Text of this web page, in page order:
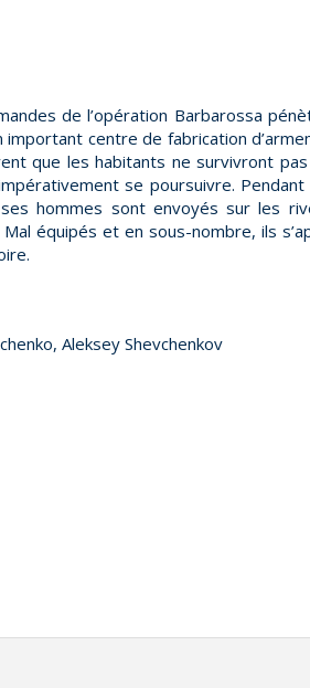
de l’opération Barbarossa
centre de fabrication
que les habitants ne survivront
se poursuivre.
hommes sont envoyés sur les
équipés et en sous-nombre, ils
Aleksey Shevchenkov